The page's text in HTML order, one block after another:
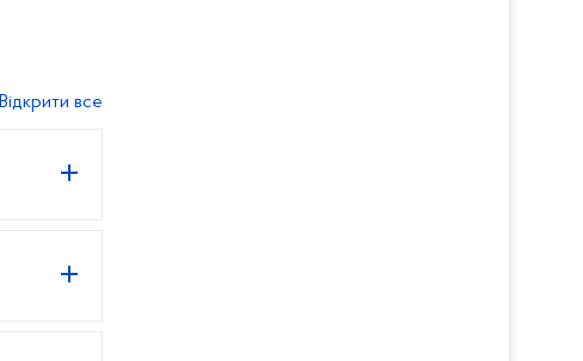
Відкрити все